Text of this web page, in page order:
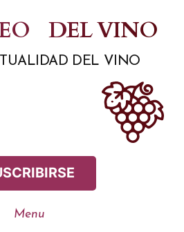
DEL VINO
DEL VINO